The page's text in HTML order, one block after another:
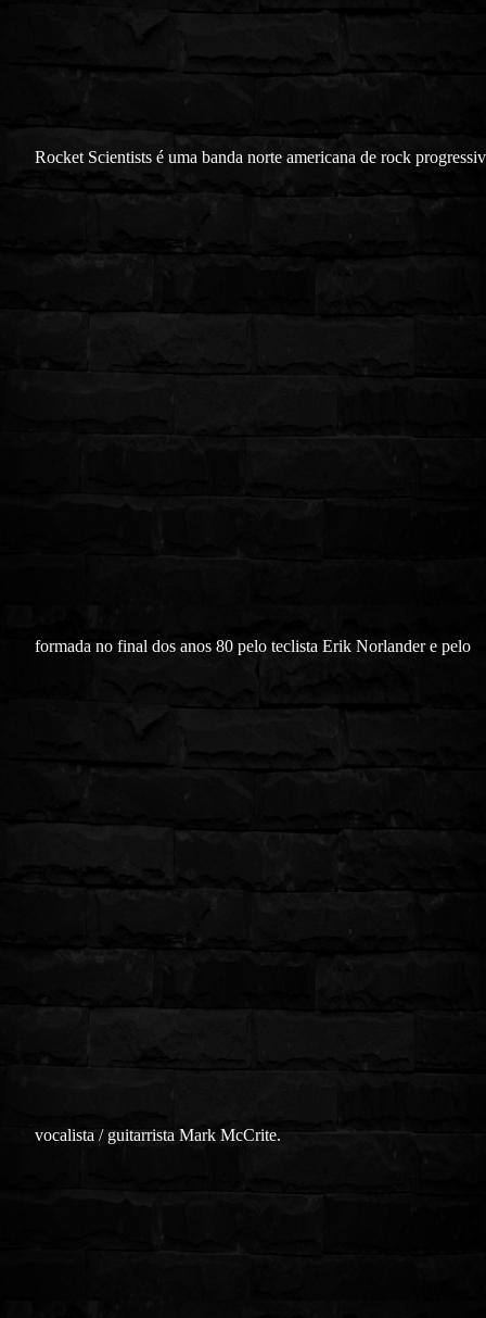
Rocket Scientists é uma banda norte americana de rock
formada no final dos anos 80 pelo teclista Erik Norlander e pelo
vocalista / guitarrista Mark McCrite.